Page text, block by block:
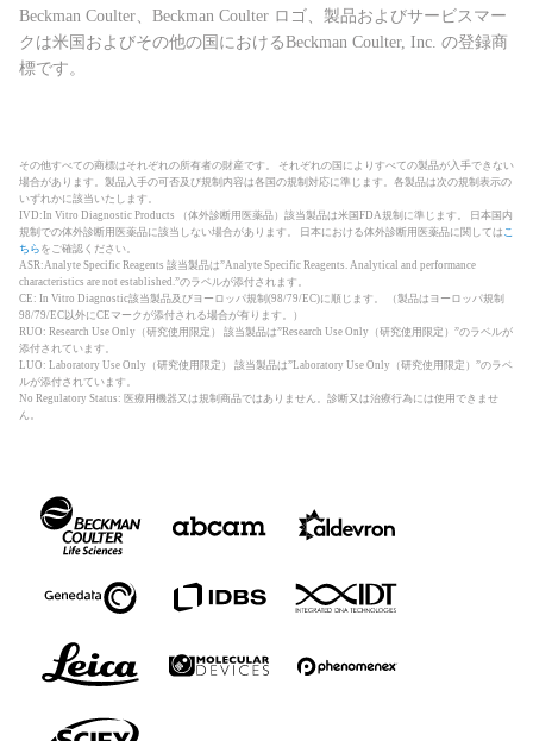
Beckman Coulter、Beckman Coulter ロゴ、製品およびサービスマー
クは米国およびその他の国におけるBeckman Coulter, Inc. の登録商
標です。
その他すべての商標はそれぞれの所有者の財産です。 それぞれの国によりすべての製品が入手できない
場合があります。製品入手の可否及び規制内容は各国の規制対応に準じます。各製品は次の規制表示の
いずれかに該当いたします。
IVD:In Vitro Diagnostic Products （体外診断用医薬品）該当製品は米国FDA規制に準じます。 日本国内
規制での体外診断用医薬品に該当しない場合があります。 日本における体外診断用医薬品に関しては こ
ちら をご確認ください。
ASR:Analyte Specific Reagents 該当製品は”Analyte Specific Reagents. Analytical and performance
characteristics are not established.”のラベルが添付されます。
CE: In Vitro Diagnostic該当製品及びヨーロッパ規制(98/79/EC)に順じます。 （製品はヨーロッパ規制
98/79/EC以外にCEマークが添付される場合が有ります。）
RUO: Research Use Only（研究使用限定） 該当製品は”Research Use Only（研究使用限定）”のラベルが
添付されています。
LUO: Laboratory Use Only（研究使用限定） 該当製品は”Laboratory Use Only（研究使用限定）”のラベ
ルが添付されています。
No Regulatory Status: 医療用機器又は規制商品ではありません。診断又は治療行為には使用できませ
ん。